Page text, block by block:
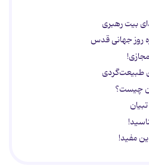
بیت رهبری
روز جهانی قدس
چیست؟
مفید!